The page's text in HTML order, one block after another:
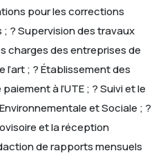
pour les corrections
; ? Supervision des travaux
charges des entreprises de
l’art ; ? Établissement des
à l’UTE ; ? Suivi et le
et Sociale ; ?
et la réception
de rapports mensuels